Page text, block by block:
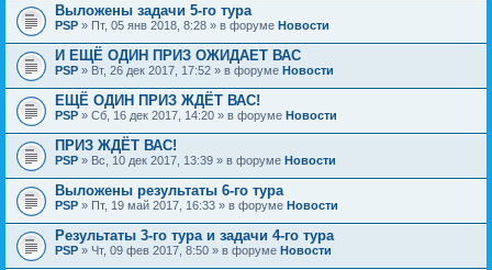
Выложены задачи 5-го тура
PSP » Пт, 05 янв 2018, 8:28 » в форуме Новости
И ЕЩЁ ОДИН ПРИЗ ОЖИДАЕТ ВАС
PSP » Вт, 26 дек 2017, 17:52 » в форуме Новости
ЕЩЁ ОДИН ПРИЗ ЖДЁТ ВАС!
PSP » Сб, 16 дек 2017, 14:20 » в форуме Новости
ПРИЗ ЖДЁТ ВАС!
PSP » Вс, 10 дек 2017, 13:39 » в форуме Новости
Выложены результаты 6-го тура
PSP » Пт, 19 май 2017, 16:33 » в форуме Новости
Результаты 3-го тура и задачи 4-го тура
PSP » Чт, 09 фев 2017, 8:50 » в форуме Новости